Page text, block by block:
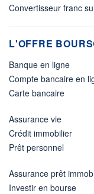
Convertisseur franc
L'OFFRE
Banque en ligne
Compte bancaire en
Carte bancaire
Assurance vie
Crédit immobilier
Prêt personnel
Assurance prêt
Investir en bourse